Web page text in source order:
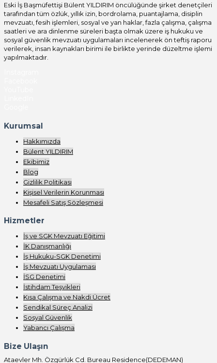
Eski İş Başmüfettişi Bülent YILDIRIM öncülüğünde şirket denetçileri
tarafından tüm özlük, yıllık izin, bordrolama, puantajlama, disiplin
mevzuatı, fesih işlemleri, sosyal ve yan haklar, fazla çalışma, çalışma
saatleri ve ara dinlenme süreleri başta olmak üzere iş hukuku ve
sosyal güvenlik mevzuatı uygulamaları incelenerek ön teftiş raporu
verilerek, insan kaynakları birimi ile birlikte yerinde düzeltme işlemi
yapılmaktadır.
Kurumsal
Hakkımızda
Bülent YILDIRIM
Ekibimiz
Blog
Gizlilik Politikası
Kişisel Verilerin Korunması
Mesafeli Satış Sözleşmesi
Hizmetler
İş ve SGK Mevzuatı Eğitimi
İK Danışmanlığı
İş Hukuku-SGK Denetimi
İş Mevzuatı Uygulaması
İSG Denetimi
İstihdam Teşvikleri
Kısa Çalışma ve Nakdi Ücret
Sendikal Süreç Analizi
Sosyal Güvenlik
Yabancı Çalışma
Bize Ulaşın
Ataevler Mh. Özgürlük Cd. Bureau Residence(DEDEMAN)